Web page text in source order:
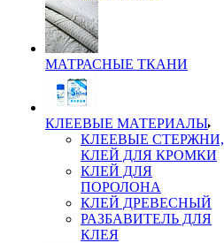
МАТРАСНЫЕ ТКАНИ
КЛЕЕВЫЕ МАТЕРИАЛЫ
КЛЕЕВЫЕ СТЕРЖНИ,
КЛЕЙ ДЛЯ КРОМКИ
КЛЕЙ ДЛЯ
ПОРОЛОНА
КЛЕЙ ДРЕВЕСНЫЙ
РАЗБАВИТЕЛЬ ДЛЯ
КЛЕЯ